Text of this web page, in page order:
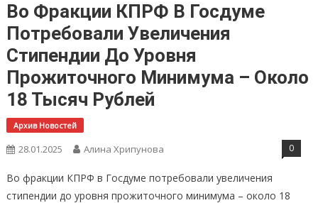
Во Фракции КПРФ В Госдуме
Потребовали Увеличения
Стипендии До Уровня
Прожиточного Минимума – Около
18 Тысяч Рублей
Архив Новостей
28.01.2025 Алина Хрипунова 0
Во фракции КПРФ в Госдуме потребовали увеличения
стипендии до уровня прожиточного минимума – около 18